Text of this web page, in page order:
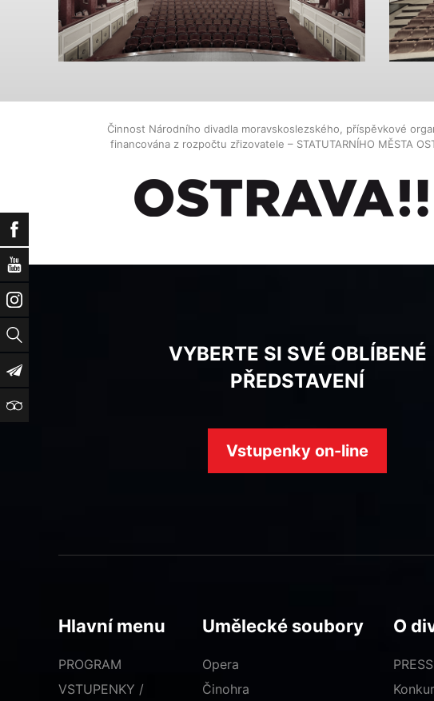
Facebook
YouTube
Instagram
Vyhledat
Newsletter
TripAdvisor
Činnost Národního divadla moravskoslezského, příspěvkové
financována z rozpočtu zřizovatele – STATUTARNÍHO MĚSTA
VYBERTE SI SVÉ OBLÍBENÉ
PŘEDSTAVENÍ
Vstupenky on-line
Hlavní menu
PROGRAM
VSTUPENKY /
Umělecké soubory
Opera
Činohra
O